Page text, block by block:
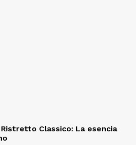
Classico: La esencia